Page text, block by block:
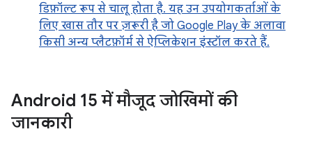
डिफ़ॉल्ट रूप से चालू होता है. यह उन उपयोगकर्ताओं के
लिए खास तौर पर ज़रूरी है जो Google Play के अलावा
किसी अन्य प्लैटफ़ॉर्म से ऐप्लिकेशन इंस्टॉल करते हैं.
Android 15 में मौजूद जोखिमों की
जानकारी